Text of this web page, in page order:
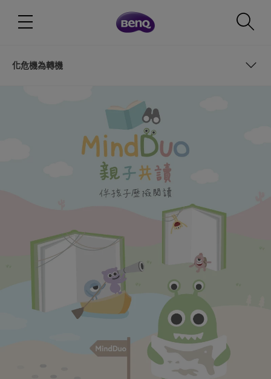
化危機為轉機
溫暖的日子下雪，會有雪虎出現！？